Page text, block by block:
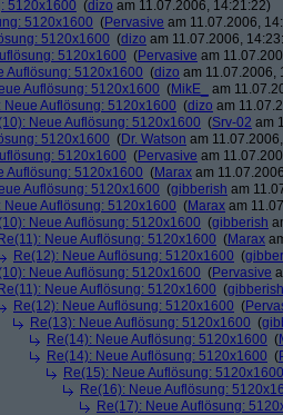
5120x1600 (dizo am 11.07.2006, 14:21:22)
5120x1600 (Pervasive am 11.07.2006,
5120x1600 (dizo am 11.07.2006,
5120x1600 (Pervasive am
Auflösung: 5120x1600 (dizo am 11.07.2006,
Auflösung: 5120x1600 (MikE_
am
Neue Auflösung: 5120x1600 (dizo am
Neue Auflösung: 5120x1600 (Srv-02 am
5120x1600 (Dr. Watson am
5120x1600 (Pervasive am
Auflösung: 5120x1600 (Marax am
Auflösung: 5120x1600 (gibberish am
Neue Auflösung: 5120x1600 (Marax am
Neue Auflösung: 5120x1600 (gibberish
Re(11): Neue Auflösung: 5120x1600 (Marax
Re(12): Neue Auflösung: 5120x1600 (
Neue Auflösung: 5120x1600 (Pervasive
Re(11): Neue Auflösung: 5120x1600 (gibberish
Re(12): Neue Auflösung: 5120x1600 (
Re(13): Neue Auflösung: 5120x1600 (
Re(14): Neue Auflösung: 5120x1600 (
Re(14): Neue Auflösung: 5120x1600 (
Re(15): Neue Auflösung: 5120x1600
Re(16): Neue Auflösung:
Re(17): Neue Auflösung: